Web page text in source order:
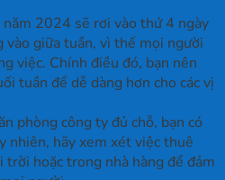
năm 2024 sẽ rơi vào thứ 4 ngày
giữa tuần, vì thế mọi người
việc. Chính điều đó, bạn nên
tuần để dễ dàng hơn cho các vị
phòng công ty đủ chỗ, bạn có
nhiên, hãy xem xét việc thuê
trời hoặc trong nhà hàng để đảm